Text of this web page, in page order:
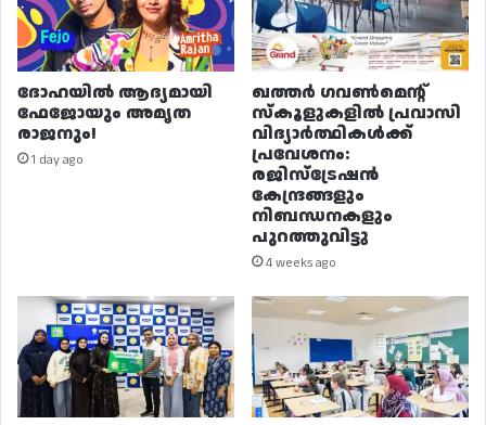
ദോഹയിൽ ആദ്യമായി
ഫേജോയും അമൃത
രാജനും!
1 day ago
ഖത്തർ ഗവൺമെന്റ്
സ്കൂളുകളിൽ പ്രവാസി
വിദ്യാർത്ഥികൾക്ക്
പ്രവേശനം:
രജിസ്ട്രേഷൻ
കേന്ദ്രങ്ങളും
നിബന്ധനകളും
പുറത്തുവിട്ടു
4 weeks ago